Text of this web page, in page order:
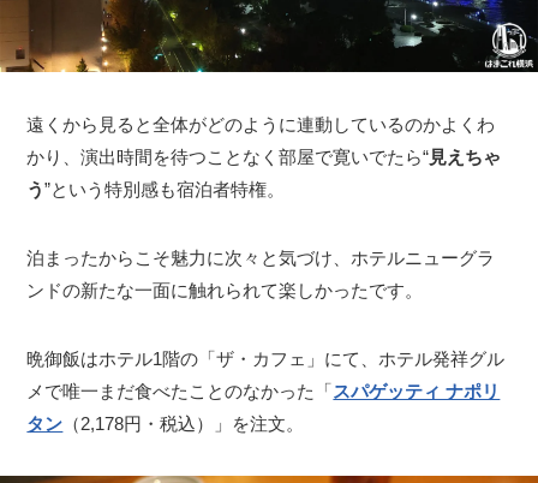
遠くから見ると全体がどのように連動しているのかよくわ
かり、演出時間を待つことなく部屋で寛いでたら“見えちゃ
う”という特別感も宿泊者特権。
泊まったからこそ魅力に次々と気づけ、ホテルニューグラ
ンドの新たな一面に触れられて楽しかったです。
晩御飯はホテル1階の「ザ・カフェ」にて、ホテル発祥グル
メで唯一まだ食べたことのなかった「スパゲッティ ナポリ
タン （2,178円・税込）」を注文。
ランキング
サイトについて